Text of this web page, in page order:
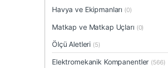
Havya ve Ekipmanları (0)
Matkap ve Matkap Uçları (0)
Ölçü Aletleri (5)
Elektromekanik Kompanentler (566)